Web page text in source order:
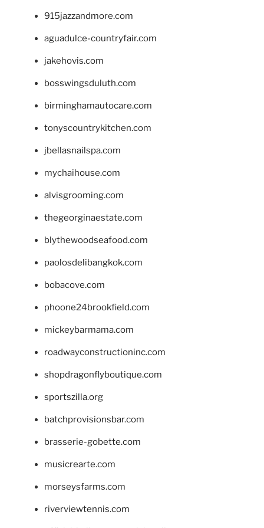
915jazzandmore.com
aguadulce-countryfair.com
jakehovis.com
bosswingsduluth.com
birminghamautocare.com
tonyscountrykitchen.com
jbellasnailspa.com
mychaihouse.com
alvisgrooming.com
thegeorginaestate.com
blythewoodseafood.com
paolosdelibangkok.com
bobacove.com
phoone24brookfield.com
mickeybarmama.com
roadwayconstructioninc.com
shopdragonflyboutique.com
sportszilla.org
batchprovisionsbar.com
brasserie-gobette.com
musicrearte.com
morseysfarms.com
riverviewtennis.com